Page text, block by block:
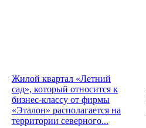
Жилой квартал «Летний
сад», который относится к
бизнес-классу от фирмы
«Эталон» располагается на
территории северного...